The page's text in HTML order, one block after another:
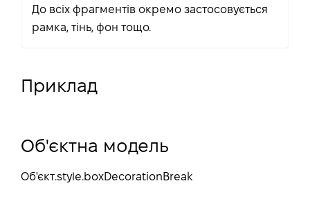
До всіх фрагментів окремо застосовується
рамка, тінь, фон тощо.
Приклад
Об'єктна модель
Об'єкт.style.boxDecorationBreak